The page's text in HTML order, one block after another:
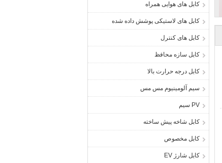
کابل های هوایی همراه
کابل های لاستیکی پوشش داده شده
کابل های کنترل
کابل سازه محافظ
کابل درجه حرارت بالا
سیم آلومینیوم مس مس
PV سیم
کابل شاخه پیش ساخته
کابل مخصوص
کابل شارژ EV